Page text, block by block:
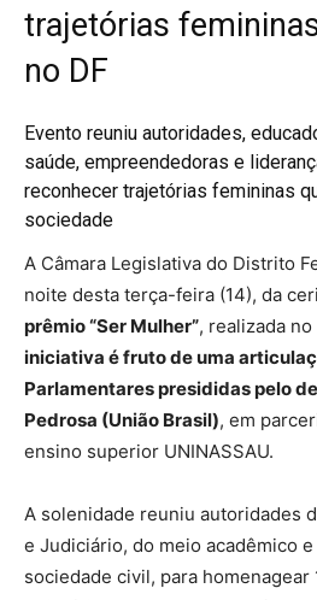
trajetórias
no DF
Evento reuniu autoridades,
saúde, empreendedoras e
reconhecer trajetórias femininas
sociedade
A Câmara Legislativa do Distrito
noite desta terça-feira (14), da
prêmio “Ser Mulher”, realizada
iniciativa é fruto de uma
Parlamentares presididas pelo
Pedrosa (União Brasil), em
ensino superior UNINASSAU.
A solenidade reuniu autoridades
e Judiciário, do meio acadêmico
sociedade civil, para homenagear